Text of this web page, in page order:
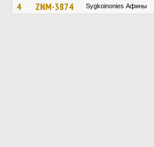
4 ZNM-3874 Sygkoinonies Афины